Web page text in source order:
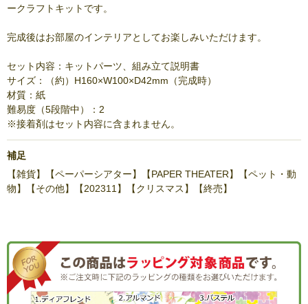
ークラフトキットです。
完成後はお部屋のインテリアとしてお楽しみいただけます。
セット内容：キットパーツ、組み立て説明書
サイズ：（約）H160×W100×D42mm（完成時）
材質：紙
難易度（5段階中）：2
※接着剤はセット内容に含まれません。
補足
【雑貨】【ペーパーシアター】【PAPER THEATER】【ペット・動
物】【その他】【202311】【クリスマス】【終売】